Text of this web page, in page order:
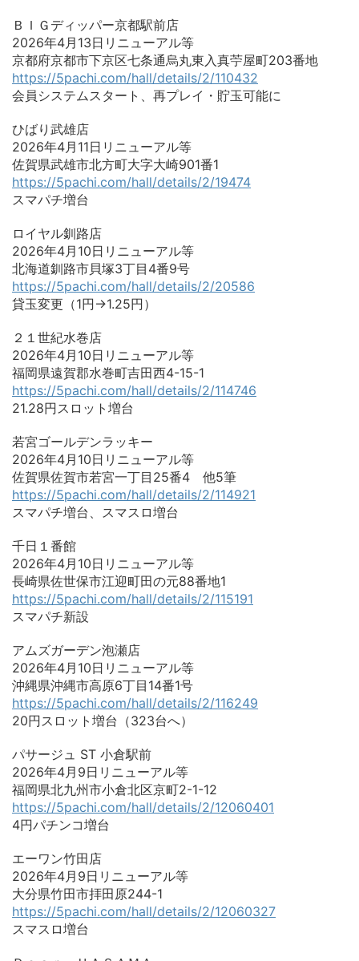
ＢＩＧディッパー京都駅前店
2026年4月13日リニューアル等
京都府京都市下京区七条通烏丸東入真苧屋町203番地
https://5pachi.com/hall/details/2/110432
会員システムスタート、再プレイ・貯玉可能に
ひばり武雄店
2026年4月11日リニューアル等
佐賀県武雄市北方町大字大崎901番1
https://5pachi.com/hall/details/2/19474
スマパチ増台
ロイヤル釧路店
2026年4月10日リニューアル等
北海道釧路市貝塚3丁目4番9号
https://5pachi.com/hall/details/2/20586
貸玉変更（1円→1.25円）
２１世紀水巻店
2026年4月10日リニューアル等
福岡県遠賀郡水巻町吉田西4-15-1
https://5pachi.com/hall/details/2/114746
21.28円スロット増台
若宮ゴールデンラッキー
2026年4月10日リニューアル等
佐賀県佐賀市若宮一丁目25番4 他5筆
https://5pachi.com/hall/details/2/114921
スマパチ増台、スマスロ増台
千日１番館
2026年4月10日リニューアル等
長崎県佐世保市江迎町田の元88番地1
https://5pachi.com/hall/details/2/115191
スマパチ新設
アムズガーデン泡瀬店
2026年4月10日リニューアル等
沖縄県沖縄市高原6丁目14番1号
https://5pachi.com/hall/details/2/116249
20円スロット増台（323台へ）
パサージュ ST 小倉駅前
2026年4月9日リニューアル等
福岡県北九州市小倉北区京町2-1-12
https://5pachi.com/hall/details/2/12060401
4円パチンコ増台
エーワン竹田店
2026年4月9日リニューアル等
大分県竹田市拝田原244-1
https://5pachi.com/hall/details/2/12060327
スマスロ増台